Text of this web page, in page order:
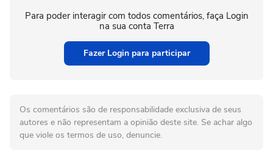
Para poder interagir com todos comentários, faça Login
na sua conta Terra
Fazer Login para participar
Os comentários são de responsabilidade exclusiva de seus
autores e não representam a opinião deste site. Se achar algo
que viole os termos de uso, denuncie.